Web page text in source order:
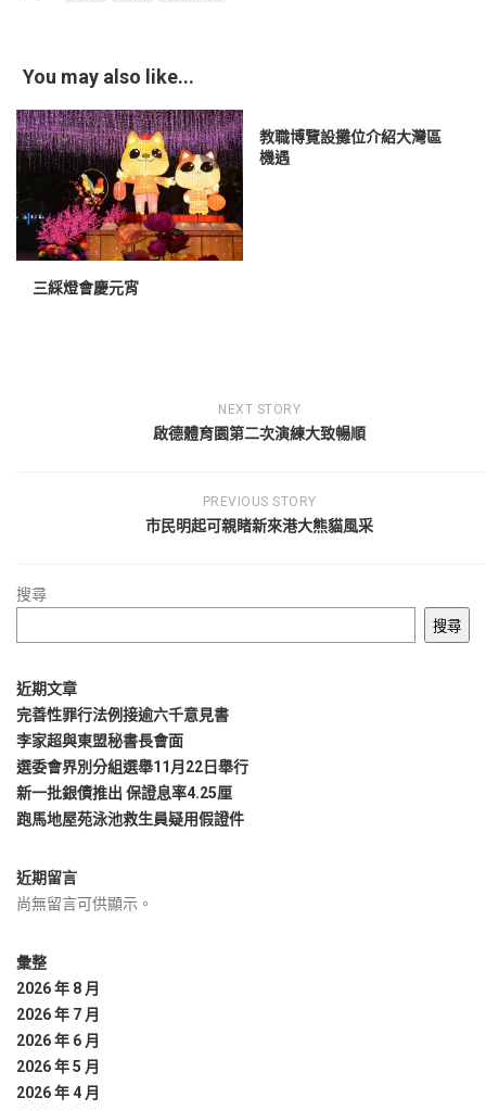
You may also like...
三綵燈會慶元宵
教職博覽設攤位介紹大灣區
機遇
NEXT STORY
啟德體育園第二次演練大致暢順
PREVIOUS STORY
市民明起可親睹新來港大熊貓風采
搜尋
搜尋
近期文章
完善性罪行法例接逾六千意見書
李家超與東盟秘書長會面
選委會界別分組選舉11月22日舉行
新一批銀債推出 保證息率4.25厘
跑馬地屋苑泳池救生員疑用假證件
近期留言
尚無留言可供顯示。
彙整
2026 年 8 月
2026 年 7 月
2026 年 6 月
2026 年 5 月
2026 年 4 月